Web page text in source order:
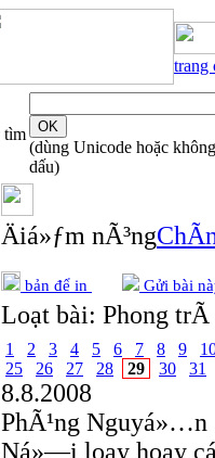
trang
tìm
(dùng Unicode hoặc không
dấu)
Äiá»ƒm nÃ³ng
bản để in Gửi bài
Loạt bài: Phong trÃ
1 2 3 4 5 6 7 8 9
25
26 27 28 29 30 31
8.8.2008
PhÃ¹ng Nguyá»…n
Ná»—i loay hoay